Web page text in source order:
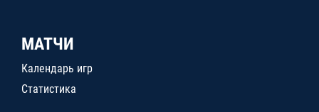
МАТЧИ
Календарь игр
Статистика